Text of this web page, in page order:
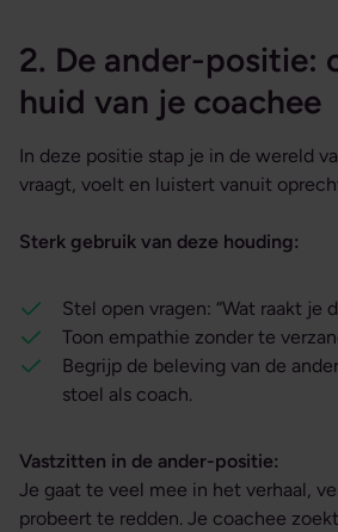
2. De ander-positie:
huid van je coachee
In deze positie stap je in de wereld
vraagt, voelt en luistert vanuit
Sterk gebruik van deze houding:
Stel open vragen: “Wat raakt je
Toon empathie zonder te
Begrijp de beleving van de
stoel als coach.
Vastzitten in de ander-positie:
Je gaat te veel mee in het verhaal,
probeert te redden. Je coachee